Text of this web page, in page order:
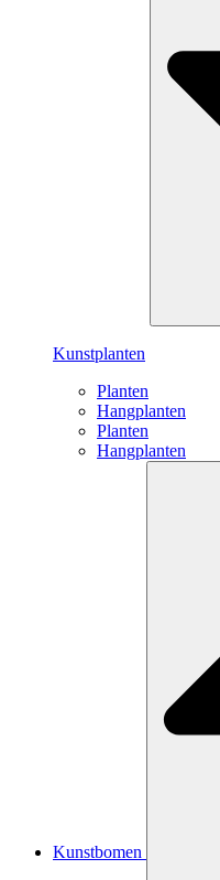
Kunstplanten
Planten
Hangplanten
Planten
Hangplanten
Kunstbomen